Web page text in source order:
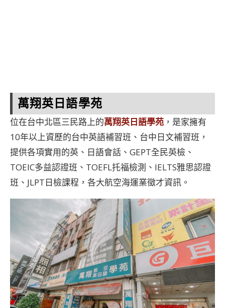
萬翔英日語學苑
位在台中北區三民路上的萬翔英日語學苑 ，是家擁有
10年以上資歷的台中英語補習班、台中日文補習班，
提供各項實用的英、日語會話、GEPT全民英檢、
TOEIC多益認證班、TOEFL托福檢測、IELTS雅思認證
班、JLPT日檢課程，各大航空海運業徵才資訊。